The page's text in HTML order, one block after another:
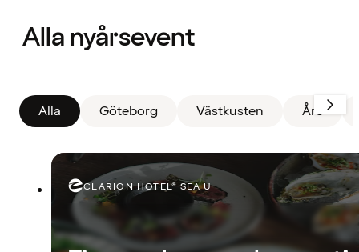
Alla nyårsevent
Visar
alla
Alla Göteborg Västkusten Åre
CLARION HOTEL® SEA U